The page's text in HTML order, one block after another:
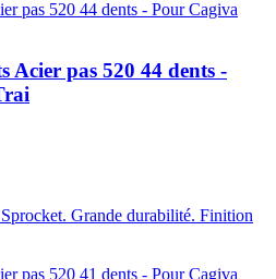
Acier pas 520 44 dents -
Grande durabilité. Finition